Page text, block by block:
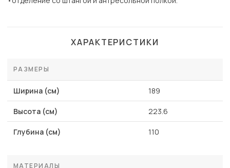
ХАРАКТЕРИСТИКИ
РАЗМЕРЫ
Ширина (см) 189
Высота (см) 223.6
Глубина (см) 110
МАТЕРИАЛЫ